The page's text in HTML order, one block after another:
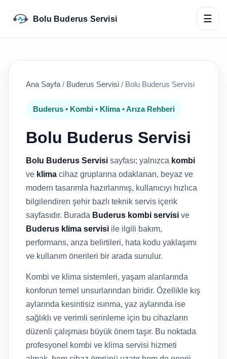
Bolu Buderus Servisi ☰
Ana Sayfa / Buderus Servisi / Bolu Buderus Servisi
Buderus • Kombi • Klima • Arıza Rehberi
Bolu Buderus Servisi
Bolu Buderus Servisi sayfası; yalnızca kombi
ve klima cihaz gruplarına odaklanan, beyaz ve
modern tasarımla hazırlanmış, kullanıcıyı hızlıca
bilgilendiren şehir bazlı teknik servis içerik
sayfasıdır. Burada Buderus kombi servisi ve
Buderus klima servisi ile ilgili bakım,
performans, arıza belirtileri, hata kodu yaklaşımı
ve kullanım önerileri bir arada sunulur.
Kombi ve klima sistemleri, yaşam alanlarında
konforun temel unsurlarından biridir. Özellikle kış
aylarında kesintisiz ısınma, yaz aylarında ise
sağlıklı ve verimli serinleme için bu cihazların
düzenli çalışması büyük önem taşır. Bu noktada
profesyonel kombi ve klima servisi hizmeti